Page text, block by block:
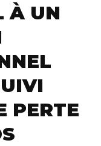
À UN
PERTE